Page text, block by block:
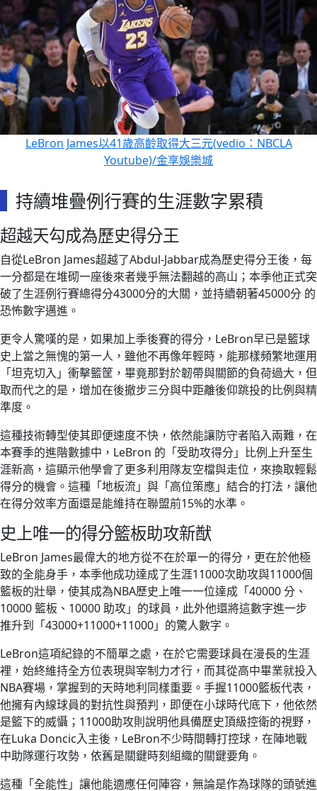
LeBron James以41歲高齡取得大三元(vedio：NBCLA
Youtube)/金享娛樂城
持續堆疊例行賽的生涯數字累積
超越天勾成為歷史得分王
自從LeBron James超越了Abdul-Jabbar成為歷史得分王後，每
一分都是在堆砌一座後來者幾乎無法翻越的高山；本季他正式突
破了生涯例行賽總得分43000分的大關，並持續朝著45000分 的
恐怖數字邁進。
更令人驚嘆的是，如果加上季後賽的得分，LeBron早已是籃球
史上當之無愧的第一人，雖他不再像年輕時，能那樣頻繁地運用
「坦克切入」衝擊籃筐，畢竟那對於韌帶與關節的負荷過大，但
取而代之的是，增加在後撤步三分與中距離後仰跳投的比例與精
準度。
這種技術轉型使其即便速度不快，依然能讓防守者陷入兩難，在
本賽季的進階數據中，LeBron 的「受助攻得分」比例上升至生
涯新高，這顯示他學會了更多利用隊友空檔與走位，來換取輕鬆
得分的機會。這種「地板流」與「高位策應」結合的打法，讓他
在得分效率方面還是能維持在聯盟前15%的水準。
史上唯一的得分籃板助攻新猷
LeBron James最偉大的地方從不在於單一的得分，更在於他極
致的全能身手，本季他成功達成了生涯11000次助攻與11000個
籃板的壯舉，使其成為NBA歷史上唯一一位達成「40000 分、
10000 籃板、10000 助攻」的球員，此外他還將這數字進一步
推升到「43000+11000+11000」的驚人數字。
LeBron這項紀錄的不簡單之處，在於它需要球員在漫長的生涯
裡，始終維持全方位表現與宰制力才行，而其從高中畢業就投入
NBA賽場，掌握到的天時地利同樣重要。手握11000籃板代表，
他擁有內線球員的對抗性與預判，即便在小球時代底下，他依然
是籃下的威懾；11000助攻則說明他具備歷史頂級控衛的視野，
在Luka Doncic入主後，LeBron不少時間轉打控球，在陣地戰
中助隊運行攻勢，依舊是關鍵時刻組織的關鍵要角。
這種「全能性」讓他能適應任何陣容，無論是作為球隊的頭號進